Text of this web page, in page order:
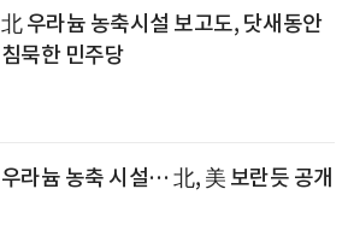
北 우라늄 농축시설 보고도, 닷새동안
침묵한 민주당
우라늄 농축 시설… 北, 美 보란듯 공개